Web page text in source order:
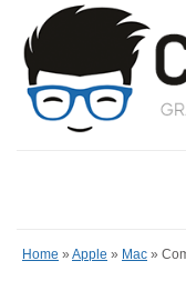
Home » Apple » Mac »